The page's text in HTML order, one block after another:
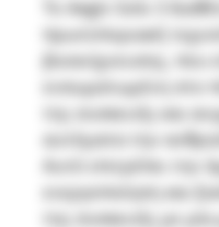
Το Aegis Solo 3
πρωτοποριακή
βιοανίχνευσης, που
ενσωματωμένη στο
της συσκευής και
αυτόματα την
Αυτό επιτρέπει την
ενεργοποίηση και
της συσκευής με μία